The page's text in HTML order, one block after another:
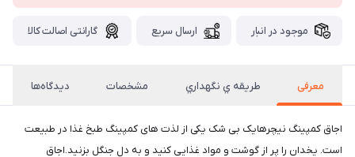
موجود در انبار ارسال سریع گارانتی اصالت کالا
معرفی طريقه ي نگهداري مشخصات دیدگاه‌ها
اجاق کمپینگ نیچرهایک بی شک یکی از لذت های کمپینگ طبخ غذا در طبیعت
است. یخدان را پر از گوشت و مواد غذایی کنید و به دل جنگل بزنید.اجاق